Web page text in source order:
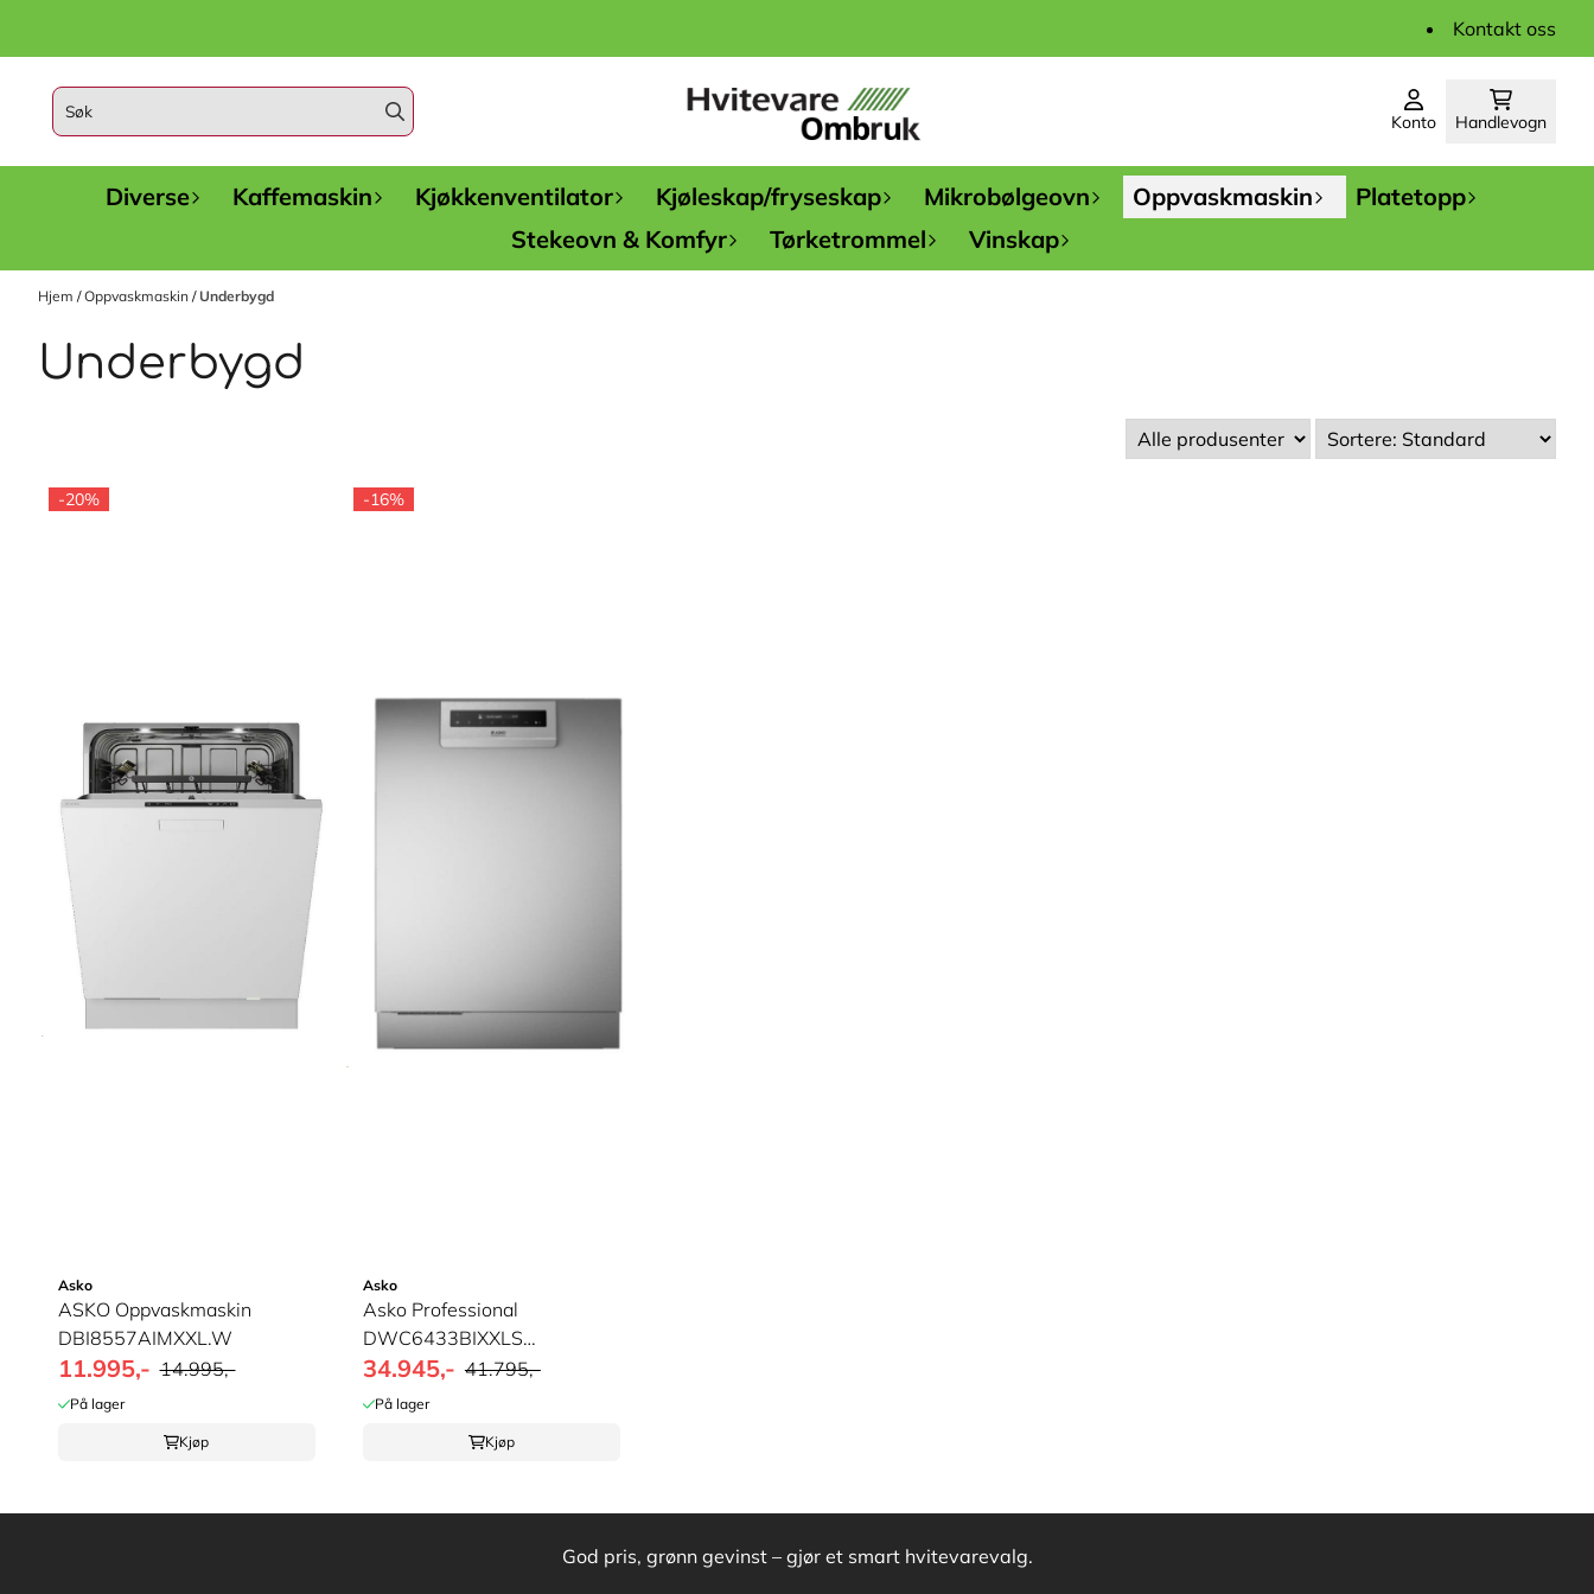
Kontakt oss
Konto Handlevogn
Diverse Kaffemaskin Kjøkkenventilator Kjøleskap/fryseskap Mikrobølgeovn Oppvaskmaskin
Platetopp
Stekeovn & Komfyr
Tørketrommel Vinskap
Hjem /Oppvaskmaskin / Underbygd
Underbygd
-20%
Asko
ASKO Oppvaskmaskin
DBI8557AIMXXL.W
11.995,- 14.995,-
På lager
Kjøp
-16%
Asko
Asko Professional
DWC6433BIXXLS
oppvaskmaskin
34.945,- 41.795,-
På lager
Kjøp
God pris, grønn gevinst – gjør et smart hvitevarevalg.